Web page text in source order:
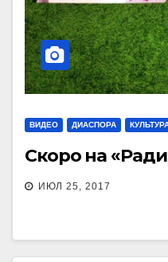
ВИДЕО ДИАСПОРА
Скоро на
ИЮЛ 25, 2017